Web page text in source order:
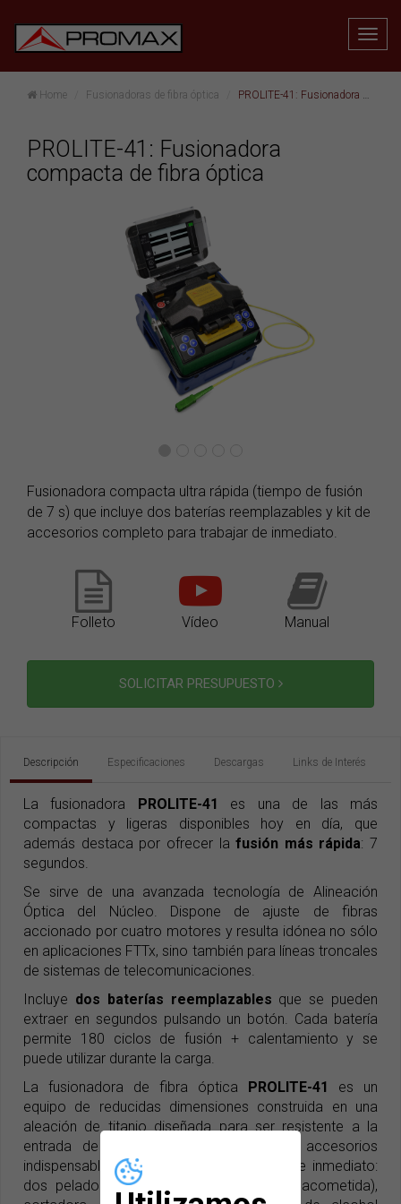
Home Fusionadoras de fibra óptica PROLITE-41: Fusionadora compacta de fibra óptica
PROLITE-41: Fusionadora
compacta de fibra óptica
Fusionadora compacta ultra rápida (tiempo de fusión
de 7 s) que incluye dos baterías reemplazables y kit de
accesorios completo para trabajar de inmediato.
Folleto Vídeo Manual
SOLICITAR PRESUPUESTO
Descripción Especificaciones Descargas Links de Interés
La fusionadora PROLITE-41 es una de las más
compactas y ligeras disponibles hoy en día, que
además destaca por ofrecer lafusión más rápida: 7
segundos.
Se sirve de una avanzada tecnología de Alineación
Óptica del Núcleo. Dispone de ajuste de fibras
accionado por cuatro motores y resulta idónea no sólo
en aplicaciones FTTx, sino también para líneas troncales
de sistemas de telecomunicaciones.
Incluye dos baterías reemplazables que se pueden
extraer en segundos pulsando un botón. Cada batería
permite 180 ciclos de fusión + calentamiento y se
puede utilizar durante la carga.
La fusionadora de fibra óptica PROLITE-41
es un
equipo de reducidas dimensiones construida en una
aleación de titanio diseñada para ser resistente a la
entrada de agua y polvo. Incluye los accesorios
indispensables para empezar a trabajar de inmediato:
dos peladoras (de fibra y de cable de acometida),